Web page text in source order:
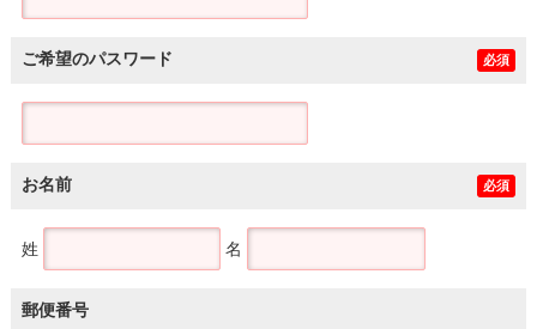
ご希望のパスワード 必須
お名前 必須
姓 名
郵便番号